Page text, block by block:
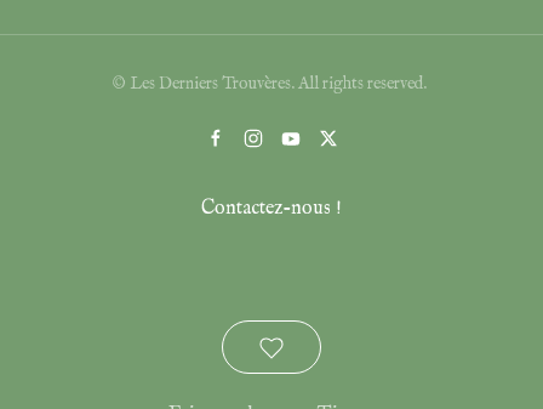
© Les Derniers Trouvères. All rights reserved.
Contactez-nous !